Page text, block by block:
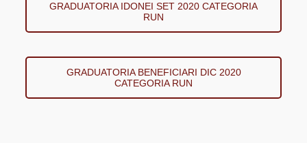
GRADUATORIA IDONEI SET 2020 CATEGORIA
RUN
GRADUATORIA BENEFICIARI DIC 2020
CATEGORIA RUN